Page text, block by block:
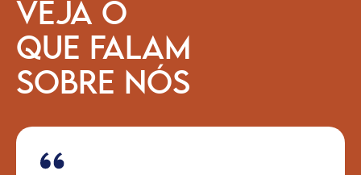
VEJA O
QUE FALAM
SOBRE NÓS